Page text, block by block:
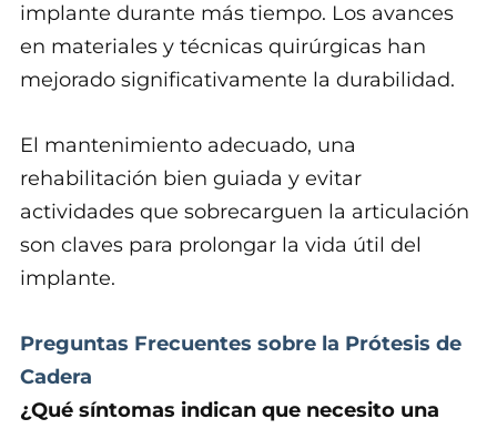
implante durante más tiempo. Los avances
en materiales y técnicas quirúrgicas han
mejorado significativamente la durabilidad.
El mantenimiento adecuado, una
rehabilitación bien guiada y evitar
actividades que sobrecarguen la articulación
son claves para prolongar la vida útil del
implante.
Preguntas Frecuentes sobre la Prótesis de
Cadera
¿Qué síntomas indican que necesito una